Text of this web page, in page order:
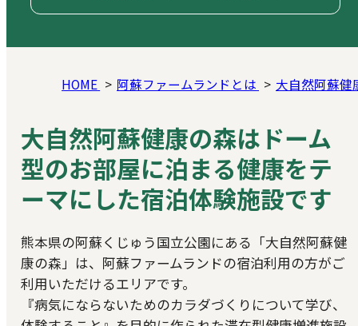
HOME 阿蘇ファームランドとは 大自然阿蘇健
大自然阿蘇健康の森はドーム
型のお部屋に泊まる健康をテ
ーマにした宿泊体験施設です
熊本県の阿蘇くじゅう国立公園にある「大自然阿蘇健
康の森」は、阿蘇ファームランドの宿泊利用の方がご
利用いただけるエリアです。
『病気にならないためのカラダづくりについて学び、